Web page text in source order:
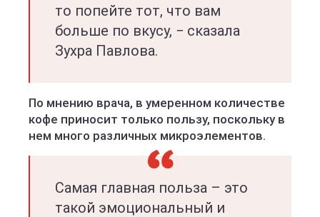
то попейте тот, что вам
больше по вкусу, − сказала
Зухра Павлова.
По мнению врача, в умеренном количестве
кофе приносит только пользу, поскольку в
нем много различных микроэлементов.
Самая главная польза – это
такой эмоциональный и